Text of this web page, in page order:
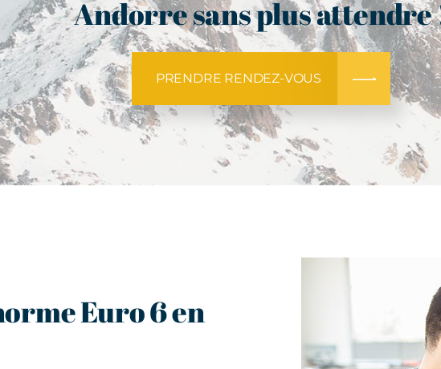
Andorre sans plus attendre
PRENDRE RENDEZ-VOUS
Euro 6 en